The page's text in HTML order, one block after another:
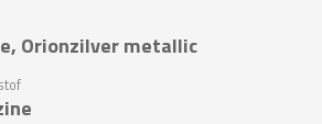
Orionzilver metallic